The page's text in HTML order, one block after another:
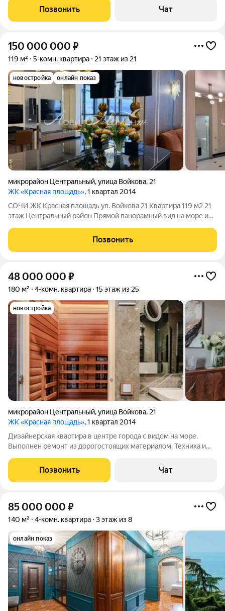
санузла -просторная зонированная кухня-гостиная -есть
небольшая приквартирная
Позвонить Чат
150 000 000 ₽
119 м² 5-комн. квартира 21 этаж из 21
новостройка онлайн показ
микрорайон Центральный,улица Войкова, 21
ЖК «Красная площадь», 1 квартал 2014
СОЧИ ЖК Красная площадь ул. Войкова 21 Квартира 119 м2 21
этаж Центральный район Прямой панорамный вид на море и
Дизайнерский ремонт Вся мебель и техника Охрана, зона
барбекю До моря 2 минуты
Позвонить
48 000 000 ₽
180 м² 4-комн. квартира 15 этаж из 25
новостройка
микрорайон Центральный,улица Войкова, 21
ЖК «Красная площадь», 1 квартал 2014
Дизайнерская квартира в центре города с видом на море.
Выполнен ремонт из дорогостоящих материалом. Техника и
оценят квартиру по достоинству. Пишите или звоните для
более подробной информации.
Позвонить Чат
85 000 000 ₽
140 м² 4-комн. квартира 3 этаж из 8
онлайн показ